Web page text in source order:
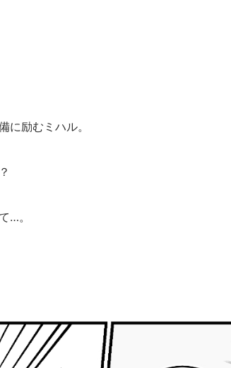
に励むミハル。
…。